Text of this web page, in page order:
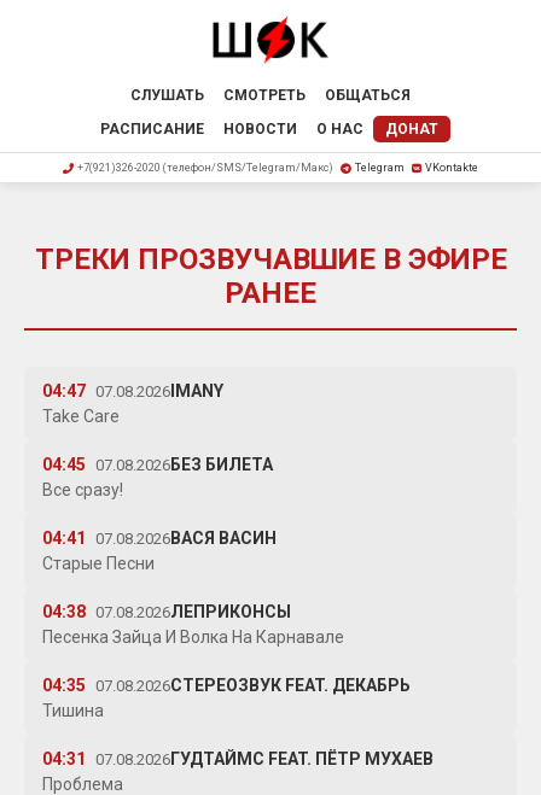
СЛУШАТЬ СМОТРЕТЬ
ОБЩАТЬСЯ
РАСПИСАНИЕ
НОВОСТИ О НАС ДОНАТ
+7(921)326-2020 (телефон/SMS/Telegram/Макс) Telegram VKontakte
ТРЕКИ ПРОЗВУЧАВШИЕ В ЭФИРЕ
РАНЕЕ
04:47 07.08.2026 IMANY
Take Care
04:45 07.08.2026 БЕЗ БИЛЕТА
Все сразу!
04:41 07.08.2026 ВАСЯ ВАСИН
Старые Песни
04:38 07.08.2026ЛЕПРИКОНСЫ
Песенка Зайца И Волка На Карнавале
04:35 07.08.2026СТЕРЕОЗВУК FEAT. ДЕКАБРЬ
Тишина
04:31 07.08.2026 ГУДТАЙМС FEAT. ПЁТР МУХАЕВ
Проблема